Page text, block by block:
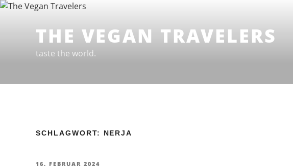
Zum
THE VEGAN TRAVELERS
taste the world.
SCHLAGWORT: NERJA
VERÖFFENTLICHT
16. FEBRUAR 2024